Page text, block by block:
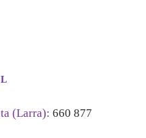
(Larra): 660 877